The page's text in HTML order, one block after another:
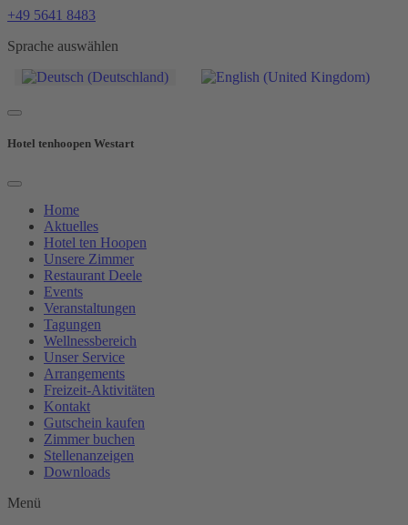
+49 5641 8483
Sprache auswählen
Hotel tenhoopen Westart
Home
Aktuelles
Hotel ten Hoopen
Unsere Zimmer
Restaurant Deele
Events
Veranstaltungen
Tagungen
Wellnessbereich
Unser Service
Arrangements
Freizeit-Aktivitäten
Kontakt
Gutschein kaufen
Zimmer buchen
Stellenanzeigen
Downloads
Menü